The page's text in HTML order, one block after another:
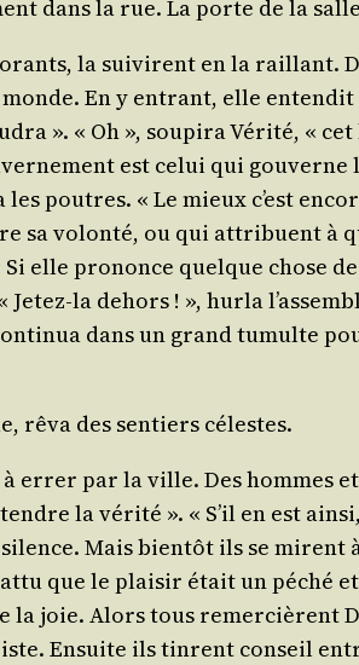
dans la rue. La porte de la
la sui­virent en la raillant.
En y entrant, elle enten­dit
». « Oh », sou­pi­ra Véri­té, « cet
est celui qui gou­verne
les poutres. « Le mieux c’est
sa volon­té, ou qui attri­buent à
elle pro­nonce quelque chose
la dehors ! », hur­la
dans un grand tumulte
rêva des sen­tiers célestes.
errer par la ville. Des hommes
la véri­té ». « S’il en est
Mais bien­tôt ils se mirent
que le plai­sir était un péché
joie. Alors tous remer­cièrent
Ensuite ils tinrent conseil